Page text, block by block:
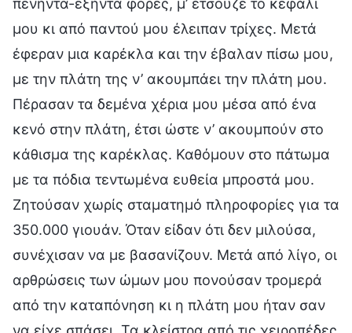
μου κι από παντού μου έλειπαν τρίχες. Μετά
έφεραν μια καρέκλα και την έβαλαν πίσω μου,
με την πλάτη της ν’ ακουμπάει την πλάτη μου.
Πέρασαν τα δεμένα χέρια μου μέσα από ένα
κενό στην πλάτη, έτσι ώστε ν’ ακουμπούν στο
κάθισμα της καρέκλας. Καθόμουν στο πάτωμα
με τα πόδια τεντωμένα ευθεία μπροστά μου.
Ζητούσαν χωρίς σταματημό πληροφορίες για τα
350.000 γιουάν. Όταν είδαν ότι δεν μιλούσα,
συνέχισαν να με βασανίζουν. Μετά από λίγο, οι
αρθρώσεις των ώμων μου πονούσαν τρομερά
από την καταπόνηση κι η πλάτη μου ήταν σαν